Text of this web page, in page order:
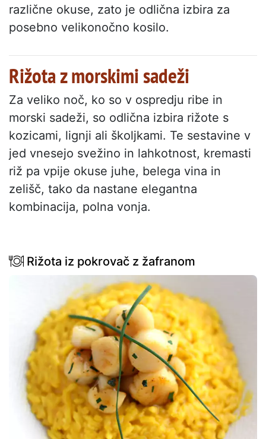
različne okuse, zato je odlična izbira za
posebno velikonočno kosilo.
Rižota z morskimi sadeži
Za veliko noč, ko so v ospredju ribe in
morski sadeži, so odlična izbira rižote s
kozicami, lignji ali školjkami. Te sestavine v
jed vnesejo svežino in lahkotnost, kremasti
riž pa vpije okuse juhe, belega vina in
zelišč, tako da nastane elegantna
kombinacija, polna vonja.
Rižota iz pokrovač z žafranom